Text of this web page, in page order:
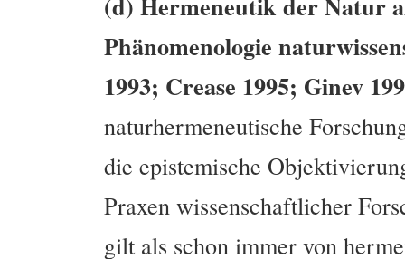
Phänomenologie
1993; Crease 1995; Ginev
naturhermeneutische
die epistemische
Praxen wissenschaftlicher
gilt als schon immer von